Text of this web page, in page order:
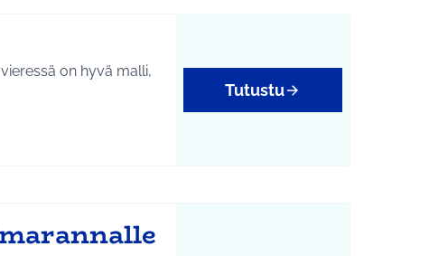
on hyvä malli,
Tutustu